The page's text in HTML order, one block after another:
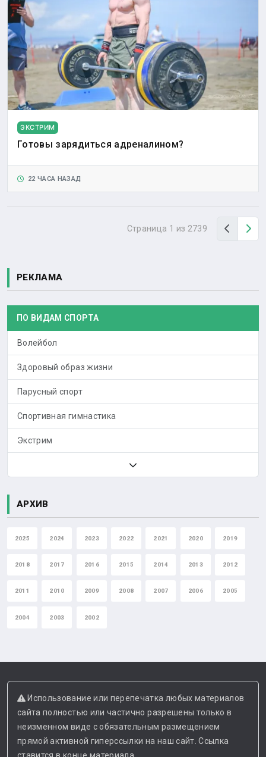
ЭКСТРИМ
Готовы зарядиться адреналином?
22 ЧАСА НАЗАД
Страница 1 из 2739 Назад
РЕКЛАМА
ПО ВИДАМ СПОРТА
Волейбол
Здоровый образ жизни
Парусный спорт
Спортивная гимнастика
Экстрим
АРХИВ
2025 2024 2023 2022 2021 2020 2019
2018 2017 2016 2015 2014 2013 2012
2011 2010 2009 2008 2007 2006 2005
2004 2003 2002
Использование или перепечатка любых материалов
сайта полностью или частично разрешены только в
неизменном виде с обязательным размещением
прямой активной гиперссылки на наш сайт. Ссылка